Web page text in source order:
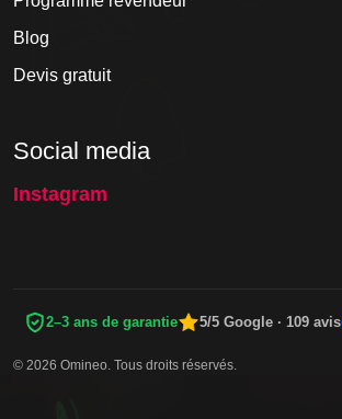
Blog
Devis gratuit
Social media
Instagram
2–3 ans de garantie 5/5 Google · 109 avis
© 2026 Omineo. Tous droits réservés.